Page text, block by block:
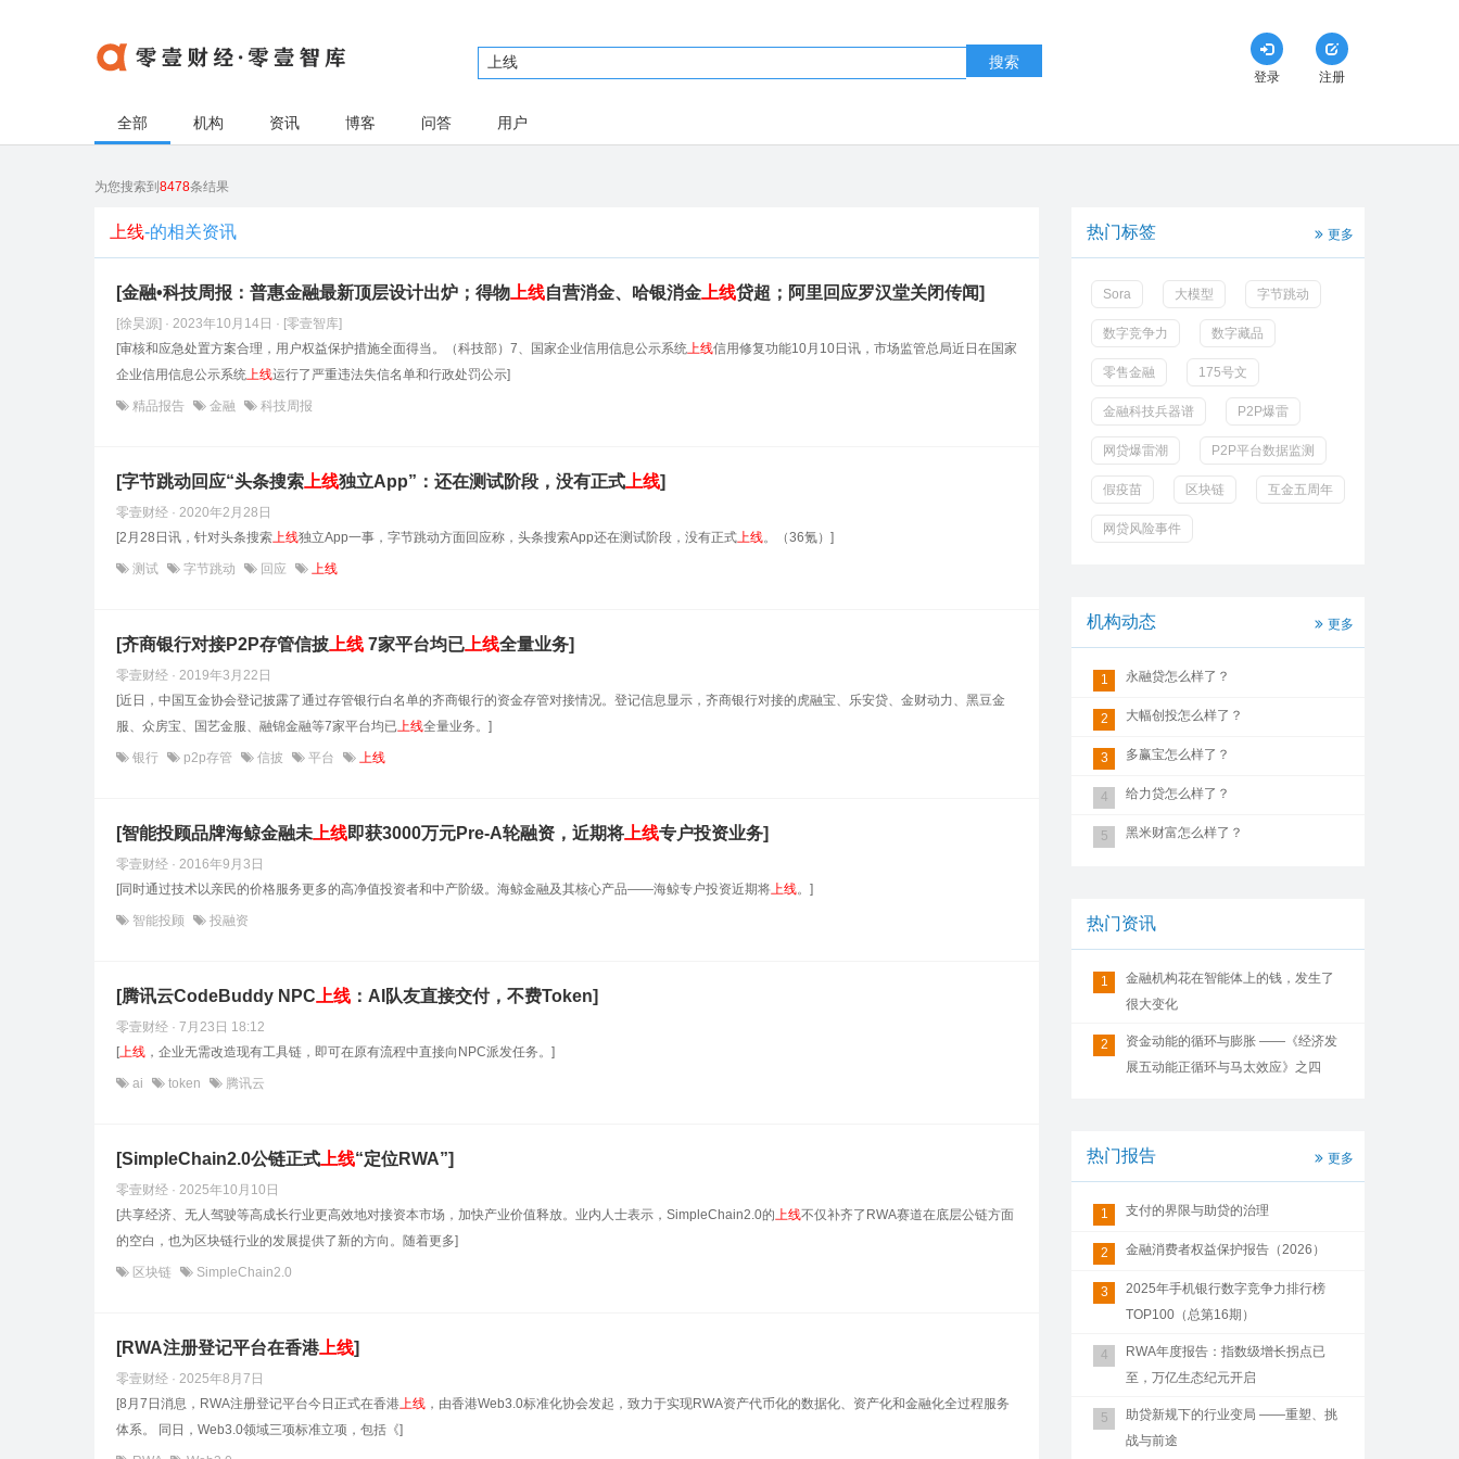
搜索
登录 注册
全部 机构 资讯 博客 问答 用户
为您搜索到 8478条结果
上线-的相关资讯
[金融•科技周报：普惠金融最新顶层设计出炉；得物 上线自营消金、哈银消金 上线贷超；阿里回应罗汉堂关闭传闻]
[徐昊源] · 2023年10月14日 · [零壹智库]
[审核和应急处置方案合理，用户权益保护措施全面得当。（科技部）7、国家企业信用信息公示系统上线信用修复功能10月10日讯，市场监管总局近日在国家
企业信用信息公示系统上线运行了严重违法失信名单和行政处罚公示]
精品报告 金融 科技周报
[字节跳动回应“头条搜索 上线独立App”：还在测试阶段，没有正式 上线]
零壹财经 · 2020年2月28日
[2月28日讯，针对头条搜索上线独立App一事，字节跳动方面回应称，头条搜索App还在测试阶段，没有正式上线。（36氪）]
测试 字节跳动 回应 上线
[齐商银行对接P2P存管信披 上线 7家平台均已 上线全量业务]
零壹财经 · 2019年3月22日
[近日，中国互金协会登记披露了通过存管银行白名单的齐商银行的资金存管对接情况。登记信息显示，齐商银行对接的虎融宝、乐安贷、金财动力、黑豆金
服、众房宝、国艺金服、融锦金融等7家平台均已上线全量业务。]
银行 p2p存管 信披 平台 上线
[智能投顾品牌海鲸金融未 上线即获3000万元Pre-A轮融资，近期将 上线专户投资业务]
零壹财经 · 2016年9月3日
[同时通过技术以亲民的价格服务更多的高净值投资者和中产阶级。海鲸金融及其核心产品——海鲸专户投资近期将上线。]
智能投顾 投融资
[腾讯云CodeBuddy NPC 上线 ：AI队友直接交付，不费Token]
零壹财经 · 7月23日 18:12
[上线 ，企业无需改造现有工具链，即可在原有流程中直接向NPC派发任务。]
ai token 腾讯云
[SimpleChain2.0公链正式 上线“定位RWA”]
零壹财经 · 2025年10月10日
[共享经济、无人驾驶等高成长行业更高效地对接资本市场，加快产业价值释放。业内人士表示，SimpleChain2.0的上线不仅补齐了RWA赛道在底层公链方面
的空白，也为区块链行业的发展提供了新的方向。随着更多]
区块链 SimpleChain2.0
[RWA注册登记平台在香港上线]
零壹财经 · 2025年8月7日
[8月7日消息，RWA注册登记平台今日正式在香港上线 ，由香港Web3.0标准化协会发起，致力于实现RWA资产代币化的数据化、资产化和金融化全过程服务
体系。 同日，Web3.0领域三项标准立项，包括《]
热门标签 更多
Sora 大模型 字节跳动
数字竞争力 数字藏品
零售金融 175号文
金融科技兵器谱 P2P爆雷
网贷爆雷潮 P2P平台数据监测
假疫苗 区块链 互金五周年
网贷风险事件
机构动态 更多
1 永融贷怎么样了？
2 大幅创投怎么样了？
3 多赢宝怎么样了？
4 给力贷怎么样了？
5 黑米财富怎么样了？
热门资讯
1
金融机构花在智能体上的钱，发生了
很大变化
2
资金动能的循环与膨胀 ——《经济发
展五动能正循环与马太效应》之四
热门报告 更多
1 支付的界限与助贷的治理
2 金融消费者权益保护报告（2026）
3
2025年手机银行数字竞争力排行榜
TOP100（总第16期）
4
RWA年度报告：指数级增长拐点已
至，万亿生态纪元开启
5
助贷新规下的行业变局 ——重塑、挑
战与前途